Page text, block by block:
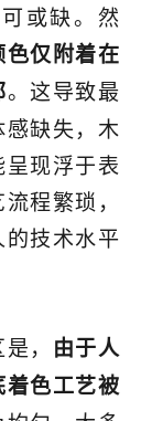
或缺。然
仅附着在
。这导致最
缺失，木
现浮于表
程繁琐，
技术水平
， 由于人
色工艺被